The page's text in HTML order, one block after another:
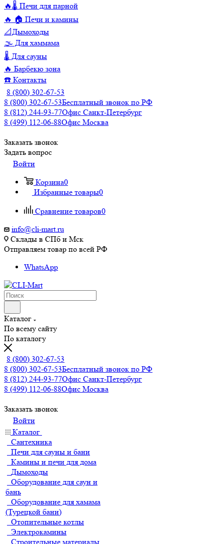
🔥🌡️ Печи для парной
🔥 🏠 Печи и камины
📐Дымоходы
🌫️ Для хаммама
🌡️ Для сауны
🔥 Барбекю зона
☎️ Контакты
8 (800) 302-67-53
8 (800) 302-67-53Бесплатный звонок по РФ
8 (812) 244-93-77Офис Санкт-Петербург
8 (499) 112-06-88Офис Москва
Заказать звонок
Задать вопрос
Войти
Корзина0
Избранные товары0
Сравнение товаров0
info@cli-mart.ru
Склады в СПб и Мск
Отправляем товар по всей РФ
WhatsApp
Каталог
По всему сайту
По каталогу
8 (800) 302-67-53
8 (800) 302-67-53Бесплатный звонок по РФ
8 (812) 244-93-77Офис Санкт-Петербург
8 (499) 112-06-88Офис Москва
Заказать звонок
Войти
Каталог
Сантехника
Печи для сауны и бани
Камины и печи для дома
Дымоходы
Оборудование для саун и
бань
Оборудование для хамама
(Турецкой бани)
Отопительные котлы
Электрокамины
Строительные материалы